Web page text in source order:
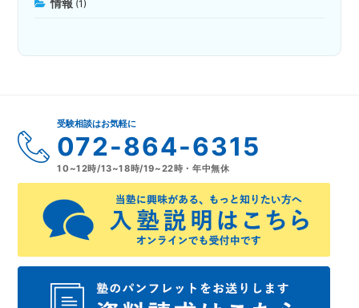
情報 (1)
受験相談はお気軽に
072-864-6315
10~12時/13~18時/19~22時・年中無休